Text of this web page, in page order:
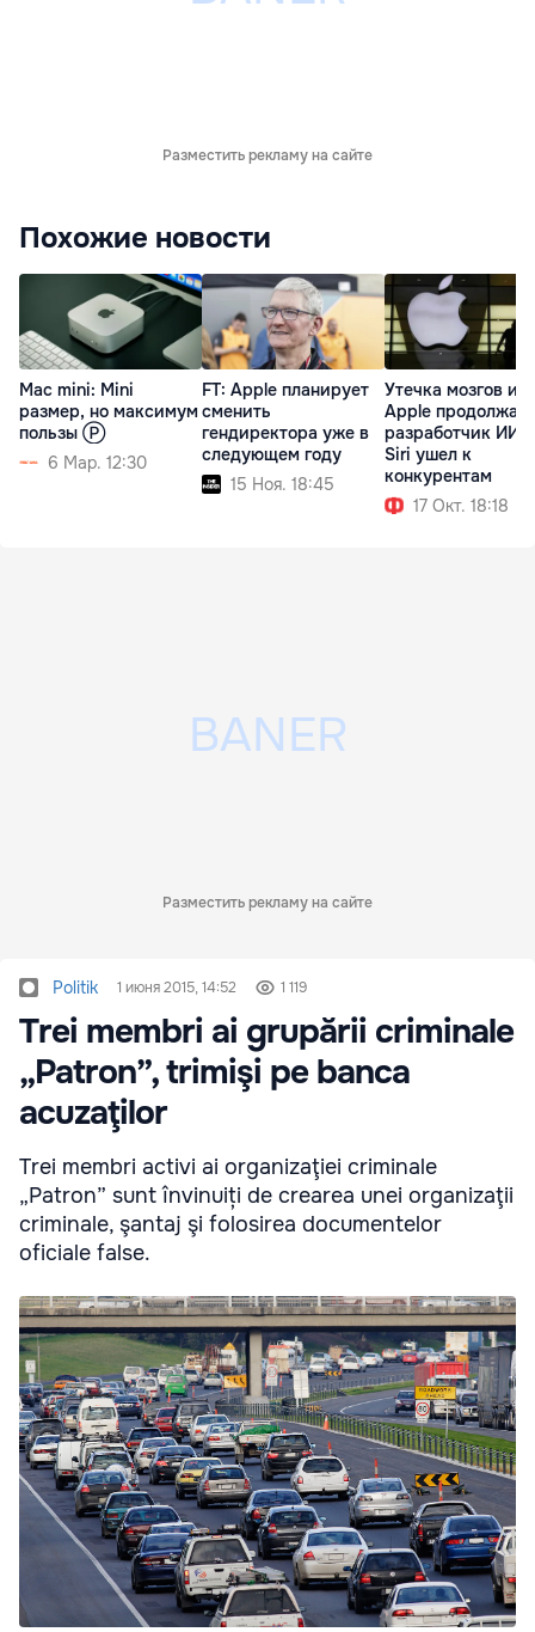
Разместить рекламу на сайте
Похожие новости
Mac mini: Mini
размер, но максимум
пользы Ⓟ
6 Мар. 12:30
FT: Apple планирует
сменить
гендиректора уже в
следующем году
15 Ноя. 18:45
Утечка мозгов из
Apple
разработчик ИИ
Siri ушел к
конкурентам
17 Окт. 18:18
Разместить рекламу на сайте
Politik 1 июня 2015, 14:52 1 119
Trei membri ai grupării criminale
„Patron”, trimişi pe banca
acuzaţilor
Trei membri activi ai organizaţiei criminale
„Patron” sunt învinuiți de crearea unei organizaţii
criminale, şantaj şi folosirea documentelor
oficiale false.